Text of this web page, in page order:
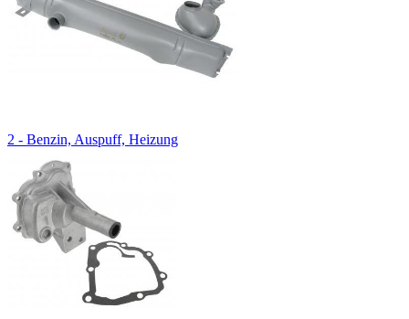
2 - Benzin, Auspuff, Heizung